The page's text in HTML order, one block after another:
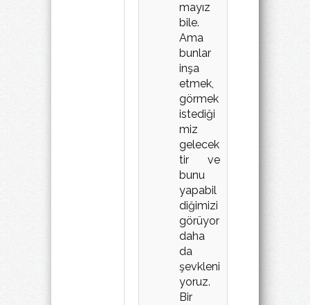
mayız
bile.
Ama
bunlar
inşa
etmek,
görmek
istediği
miz
gelecek
tir ve
bunu
yapabil
diğimizi
görüyor
daha
da
şevkleni
yoruz.
Bir